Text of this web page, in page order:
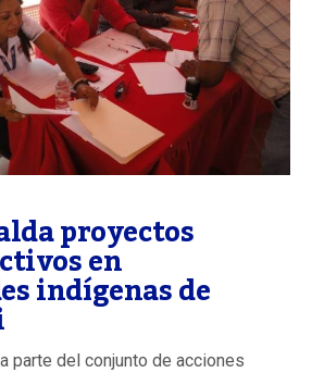
proyectos
en
indígenas de
parte del conjunto de acciones